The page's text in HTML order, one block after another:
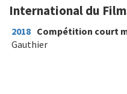
International du
2018 Compétition court
Gauthier